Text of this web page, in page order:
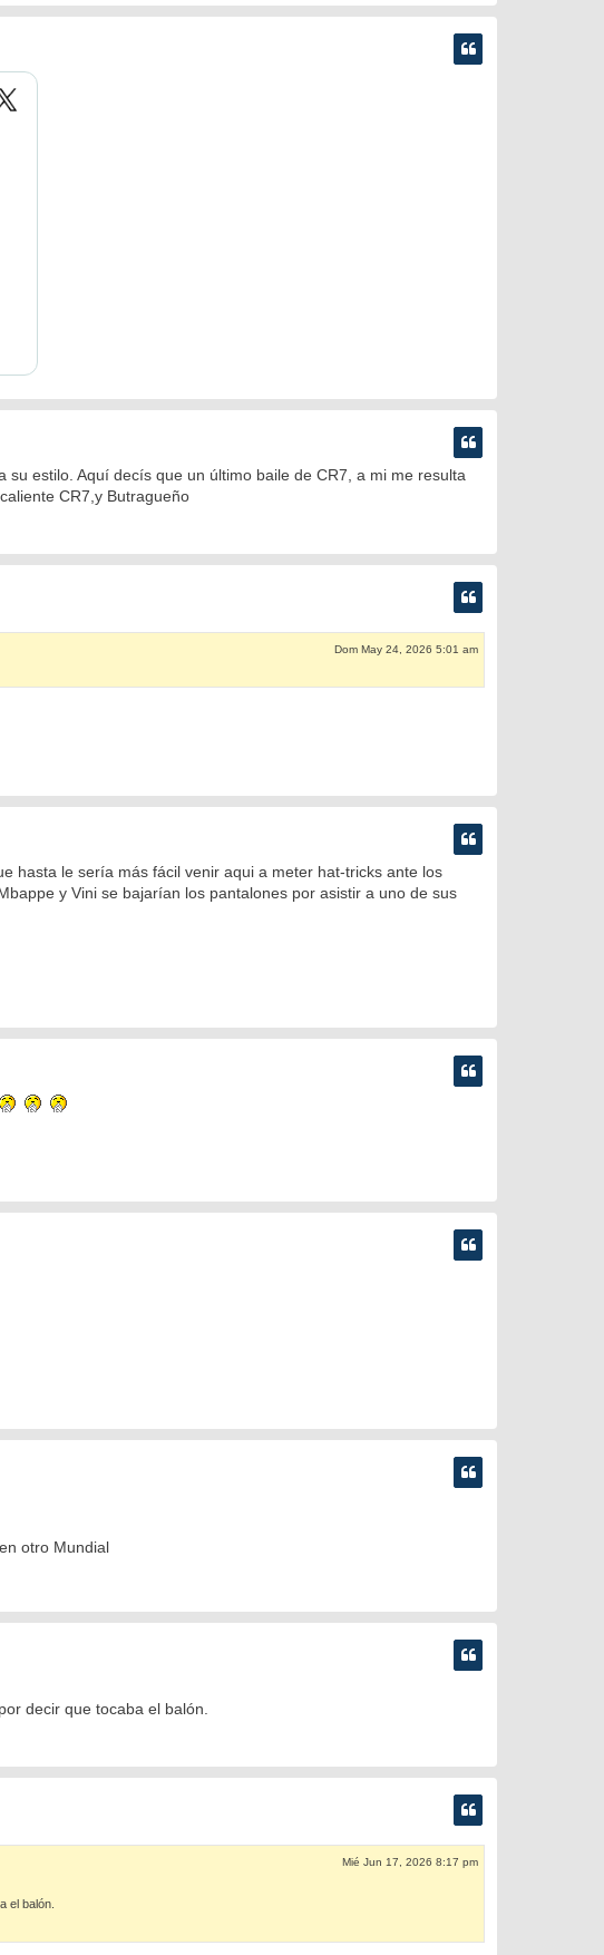
estilo. Aquí decís que un último baile de CR7, a mi me resulta
CR7,y Butragueño
Dom May 24, 2026 5:01 am
hasta le sería más fácil venir aqui a meter hat-tricks ante los
y Vini se bajarían los pantalones por asistir a uno de sus
otro Mundial
decir que tocaba el balón.
Mié Jun 17, 2026 8:17 pm
el balón.